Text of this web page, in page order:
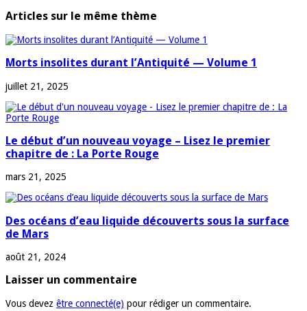
Articles sur le même thème
Morts insolites durant l’Antiquité — Volume 1
juillet 21, 2025
Le début d’un nouveau voyage – Lisez le premier
chapitre de : La Porte Rouge
mars 21, 2025
Des océans d’eau liquide découverts sous la surface
de Mars
août 21, 2024
Laisser un commentaire
Vous devez être connecté(e) pour rédiger un commentaire.